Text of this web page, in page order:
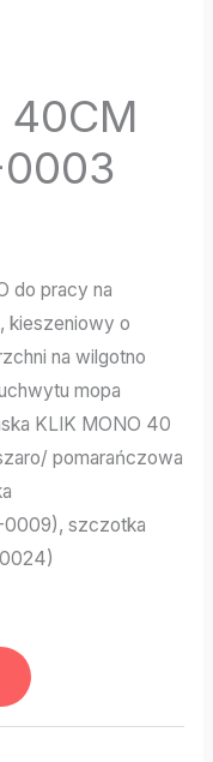
40CM
do pracy na
kieszeniowy o
na wilgotno
mopa
KLIK MONO 40
pomarańczowa
0009), szczotka